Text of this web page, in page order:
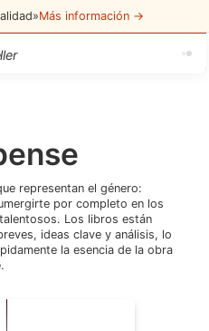
Más información →
representan el género:
por completo en los
Los libros están
ideas clave y análisis, lo
la esencia de la obra